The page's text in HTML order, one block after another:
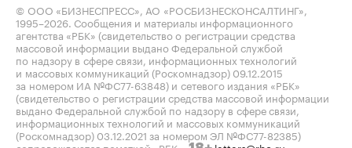
© ООО «БИЗНЕСПРЕСС», АО «РОСБИЗНЕСКОНСАЛТИНГ»,
1995–2026 . Сообщения и материалы информационного
агентства «РБК» (свидетельство о регистрации средства
массовой информации выдано Федеральной службой
по надзору в сфере связи, информационных технологий
и массовых коммуникаций (Роскомнадзор) 09.12.2015
за номером ИА №ФС77-63848) и сетевого издания «РБК»
(свидетельство о регистрации средства массовой информации
выдано Федеральной службой по надзору в сфере связи,
информационных технологий и массовых коммуникаций
(Роскомнадзор) 03.12.2021 за номером ЭЛ №ФС77-82385)